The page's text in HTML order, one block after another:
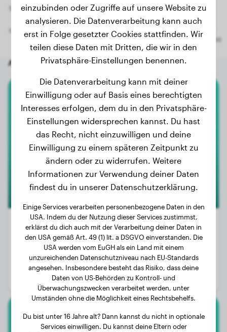
Andere zufällige Hunde
Dobermann
Chloe
Gewicht:
4 Jahre
Geschlecht:
Malinois
einzubinden oder Zugriffe auf unsere Website zu
analysieren. Die Datenverarbeitung kann auch
erst in Folge gesetzter Cookies stattfinden. Wir
teilen diese Daten mit Dritten, die wir in den
Privatsphäre-Einstellungen benennen.
Die Datenverarbeitung kann mit deiner
Einwilligung oder auf Basis eines berechtigten
Interesses erfolgen, dem du in den Privatsphäre-
Einstellungen widersprechen kannst. Du hast
das Recht, nicht einzuwilligen und deine
Einwilligung zu einem späteren Zeitpunkt zu
ändern oder zu widerrufen. Weitere
Informationen zur Verwendung deiner Daten
findest du in unserer Datenschutzerklärung.
Einige Services verarbeiten personenbezogene Daten in den
USA. Indem du der Nutzung dieser Services zustimmst,
erklärst du dich auch mit der Verarbeitung deiner Daten in
den USA gemäß Art. 49 (1) lit. a DSGVO einverstanden. Die
USA werden vom EuGH als ein Land mit einem
unzureichenden Datenschutzniveau nach EU-Standards
angesehen. Insbesondere besteht das Risiko, dass deine
Daten von US-Behörden zu Kontroll- und
Überwachungszwecken verarbeitet werden, unter
Umständen ohne die Möglichkeit eines Rechtsbehelfs.
Du bist unter 16 Jahre alt? Dann kannst du nicht in optionale
Services einwilligen. Du kannst deine Eltern oder